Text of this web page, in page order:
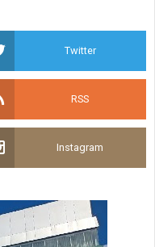
Twitter
RSS
Instagram